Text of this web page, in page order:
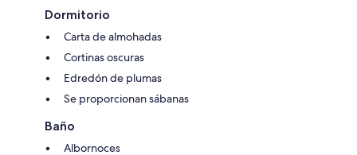
Dormitorio
Carta de almohadas
Cortinas oscuras
Edredón de plumas
Se proporcionan sábanas
Baño
Albornoces